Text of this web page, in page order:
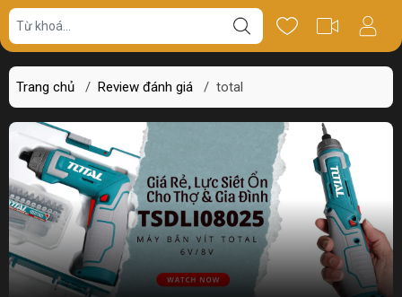
Trang chủ / Review đánh giá / total